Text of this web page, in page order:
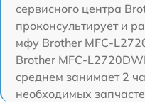
сервисного центра
проконсультирует и
мфу Brother MFC-
Brother MFC-
среднем занимает 2
необходимых